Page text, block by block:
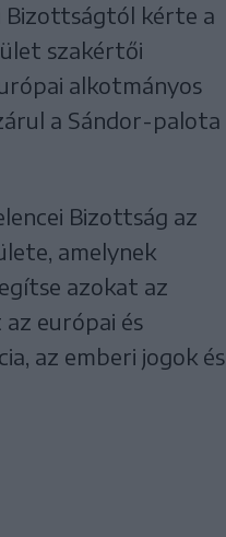
Bizottságtól kérte a
szakértői
alkotmányos
a Sándor-palota
Bizottság az
amelynek
azokat az
európai és
az emberi jogok és